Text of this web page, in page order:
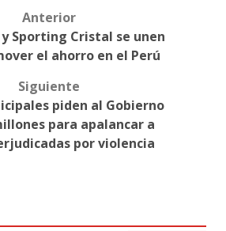
Anterior
Sporting Cristal se unen
el ahorro en el Perú
Siguiente
piden al Gobierno
para apalancar a
por violencia